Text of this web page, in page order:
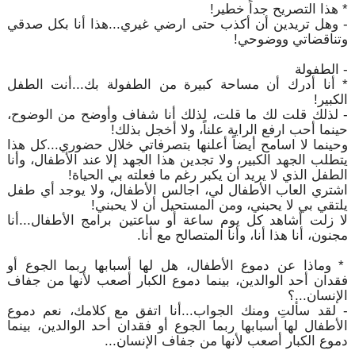
* هذا التصريح جداً خطير!
- وهل تريدين أن أكذب حتى ارضي غيري...هذا أنا بكل صدقي
وتناقضاتي ووضوحي!
- الطفولة
* أنا أدرك أن مساحة كبيرة من الطفولة بك...أنت الطفل
الكبير!
- لذلك قلت لك ما قلت، لذلك أنا شفاف وأوضح من الوضوح،
حينما أحب ارفع الراية علناً، ولا أخجل بذلك!
وحينما لا اسامح أيضاً أعلنها بتصرفاتي خلال حضوري...كل هذا
يتطلب الجهد الكبير، ولا تجدين هذا الجهد إلا عند الأطفال، وأنا
الطفل الذي لا يريد أن يكبر رغم ما فعلته بي الحياة!
اشتري العاب الأطفال لي، اجالس الأطفال، ولا يوجد أي طفل
يلتقي بي لا يحبني، ومن المستحيل أن لا يحبني!
لا زلت أشاهد كل يوم ساعة أو ساعتين برامج الأطفال...أنا
مجنون، أنا هذا أنا، وأنا المتصالح مع أنا.
* وماذا عن دموع الأطفال، هل لها أسبابها ربما الجوع أو
فقدان أحد الوالدين، بينما دموع الكبار أصعب لأنها من جفاف
الإنسان...؟
- لقد سألتِ ومنك الجواب...أنا اتفق مع كلامك، نعم دموع
الأطفال لها أسبابها ربما الجوع أو فقدان أحد الوالدين، بينما
دموع الكبار أصعب لأنها من جفاف الإنسان...